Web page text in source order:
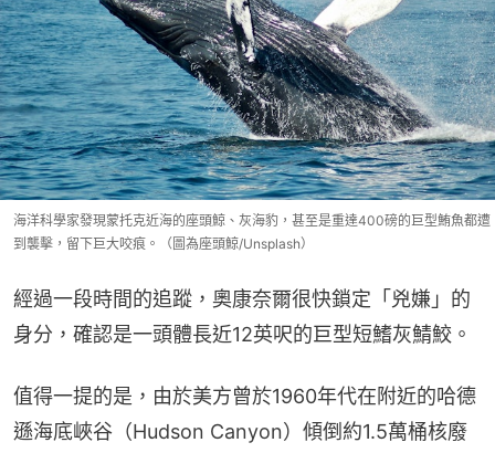
海洋科學家發現蒙托克近海的座頭鯨、灰海豹，甚至是重達400磅的巨型鮪魚都遭
到襲擊，留下巨大咬痕。（圖為座頭鯨/Unsplash）
經過一段時間的追蹤，奧康奈爾很快鎖定「兇嫌」的
身分，確認是一頭體長近12英呎的巨型短鰭灰鯖鮫。
值得一提的是，由於美方曾於1960年代在附近的哈德
遜海底峽谷（Hudson Canyon）傾倒約1.5萬桶核廢